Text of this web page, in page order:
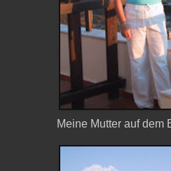
Meine Mutter auf dem